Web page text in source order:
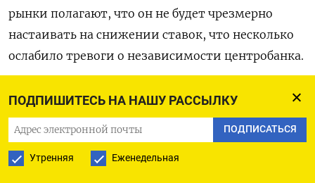
ПОДПИШИТЕСЬ НА НАШУ РАССЫЛКУ
ПОДПИСАТЬСЯ
Утренняя Еженедельная
рынки полагают, что он не будет чрезмерно
настаивать на снижении ставок, что несколько
ослабило тревоги о независимости центробанка.
Японская иена в паре с долларом была
малоподвижна, удерживаясь на уровне 157,07, ⁠в
преддверии досрочных выборов, победу на
которых прочат блоку премьер-‍министра Санаэ